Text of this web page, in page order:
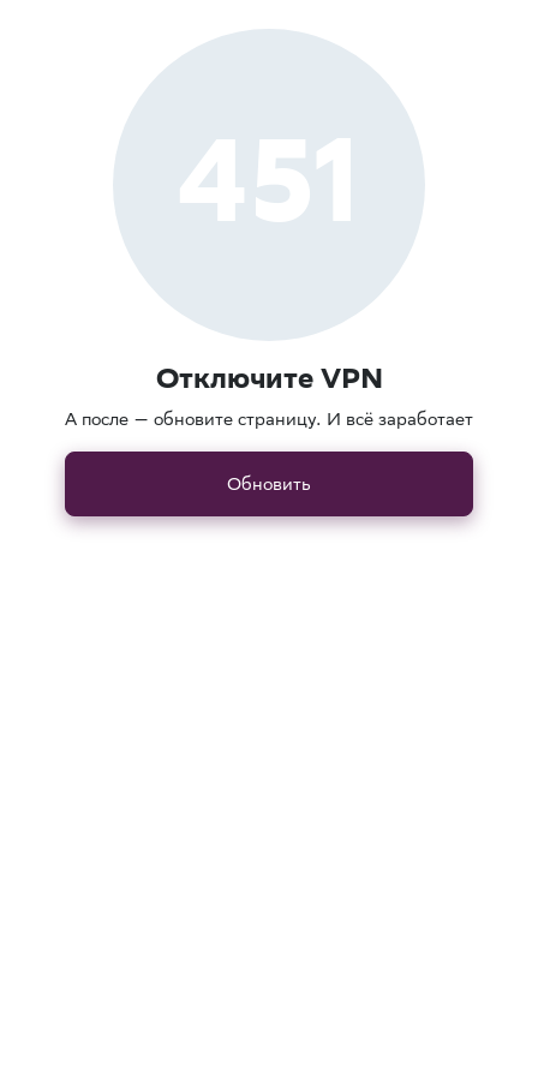
451
Отключите VPN
А после — обновите страницу. И всё заработает
Обновить